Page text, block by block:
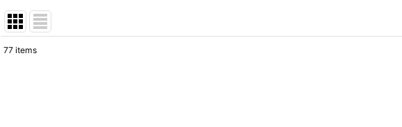
77 items